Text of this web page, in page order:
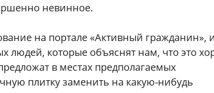
невинное.
на портале «Активный гражданин», и
людей, которые объяснят нам, что это
в местах предполагаемых
плитку заменить на какую-нибудь